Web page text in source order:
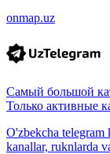
onmap.uz
Самый большой
Только активные
O'zbekcha telegram
kanallar, ruknlarda